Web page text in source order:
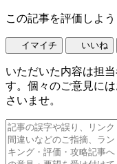
この記事を評価しよう
イマイチ いいね
いただいた内容は担
す。個々のご意見に
さいませ。